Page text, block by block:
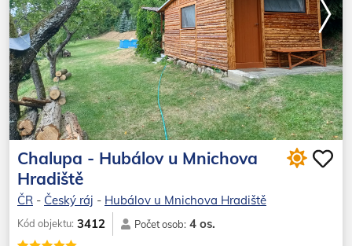
Chalupa - Hubálov u Mnichova
Hradiště
ČR - Český ráj - Hubálov u Mnichova Hradiště
Kód objektu: 3412 Počet osob: 4 os.